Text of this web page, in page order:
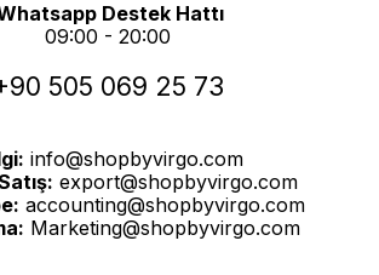
Destek Hattı
09:00 - 20:00
505 069 25 73
info@shopbyvirgo.com
export@shopbyvirgo.com
accounting@shopbyvirgo.com
Marketing@shopbyvirgo.com